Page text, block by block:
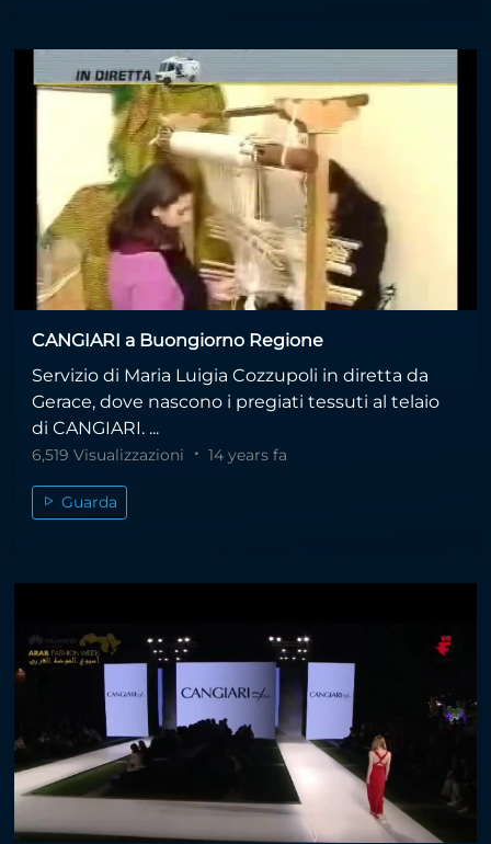
CANGIARI a Buongiorno Regione
Servizio di Maria Luigia Cozzupoli in diretta da
Gerace, dove nascono i pregiati tessuti al telaio
di CANGIARI. ...
6,519 Visualizzazioni 14 years fa
Guarda